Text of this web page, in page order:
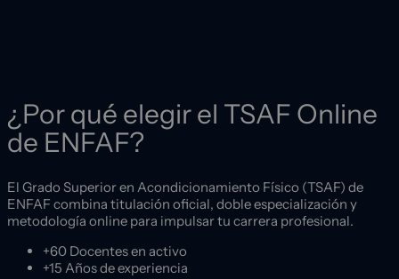
¿Por qué elegir el TSAF Online
de ENFAF?
El Grado Superior en Acondicionamiento Físico (TSAF) de
ENFAF combina titulación oficial, doble especialización y
metodología online para impulsar tu carrera profesional.
+60 Docentes en activo
+15 Años de experiencia